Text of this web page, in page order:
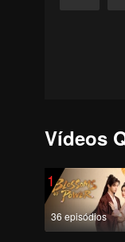
Vídeos
1
36 episódios